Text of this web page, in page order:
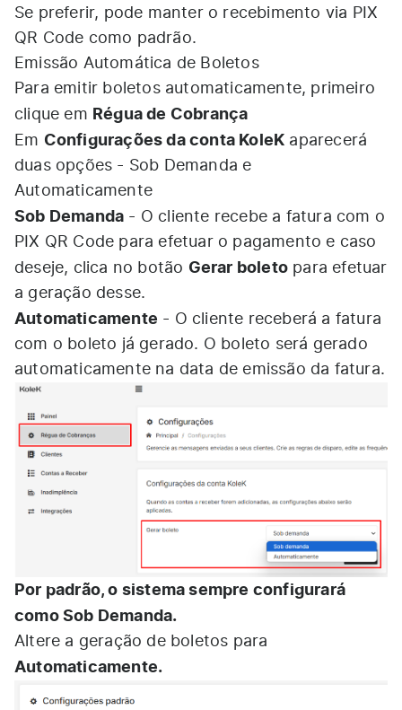
Se preferir, pode manter o recebimento via PIX
QR Code como padrão.
Emissão Automática de Boletos
Para emitir boletos automaticamente, primeiro
clique em Régua de Cobrança
Em Configurações da conta KoleK aparecerá
duas opções - Sob Demanda e
Automaticamente
Sob Demanda - O cliente recebe a fatura com o
PIX QR Code para efetuar o pagamento e caso
deseje, clica no botão Gerar boleto para efetuar
a geração desse.
Automaticamente - O cliente receberá a fatura
com o boleto já gerado. O boleto será gerado
automaticamente na data de emissão da fatura.
Por padrão, o sistema sempre configurará
como Sob Demanda.
Altere a geração de boletos para
Automaticamente.